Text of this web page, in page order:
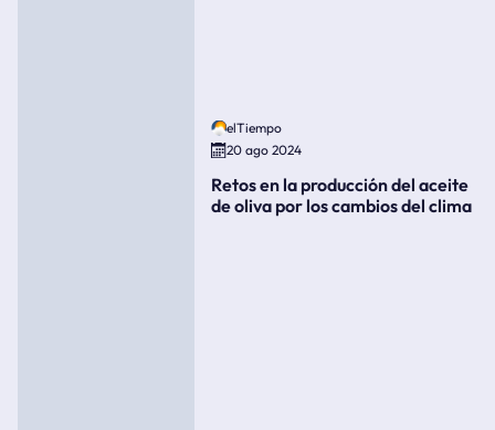
elTiempo
20 ago 2024
Retos en la producción del aceite
de oliva por los cambios del clima